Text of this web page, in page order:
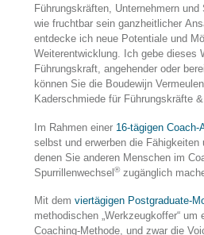
Führungskräften, Unternehmern und
wie fruchtbar sein ganzheitlicher
entdecke ich neue Potentiale und
Weiterentwicklung. Ich gebe dieses
Führungskraft, angehender oder
können Sie die Boudewijn Vermeulen
Kaderschmiede für Führungskräfte
Im Rahmen einer 16-tägigen Coach-
selbst und erwerben die
denen Sie anderen Menschen im
Spurrillenwechsel®zugänglich
Mit dem viertägigen Postgraduate-
methodischen „Werkzeugkoffer“ um
Coaching-Methode, und zwar die